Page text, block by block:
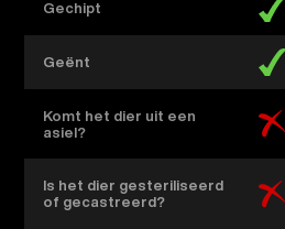
Gechipt
Geënt
Komt het dier uit een
asiel?
Is het dier gesteriliseerd
of gecastreerd?